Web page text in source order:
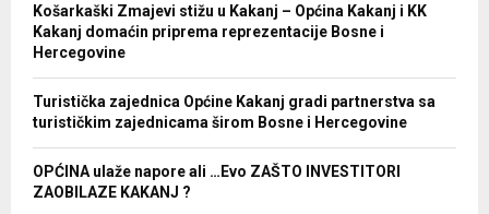
Košarkaški Zmajevi stižu u Kakanj – Općina Kakanj i KK
Kakanj domaćin priprema reprezentacije Bosne i
Hercegovine
Turistička zajednica Općine Kakanj gradi partnerstva sa
turističkim zajednicama širom Bosne i Hercegovine
OPĆINA ulaže napore ali …Evo ZAŠTO INVESTITORI
ZAOBILAZE KAKANJ ?